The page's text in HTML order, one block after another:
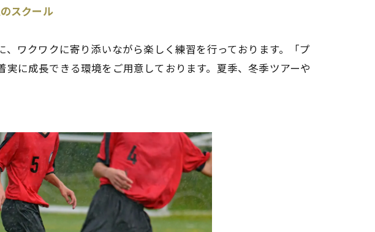
スクール
ワクワクに寄り添いながら楽しく練習を行っております。「プ
に成長できる環境をご用意しております。夏季、冬季ツアーや